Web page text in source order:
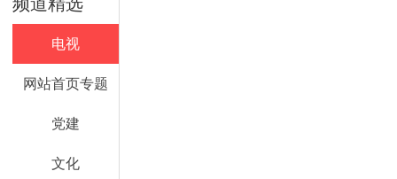
电视
网站首页专题
党建
文化